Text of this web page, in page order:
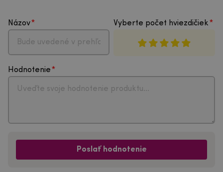
Názov Vyberte počet hviezdičiek
Hodnotenie
Poslať hodnotenie